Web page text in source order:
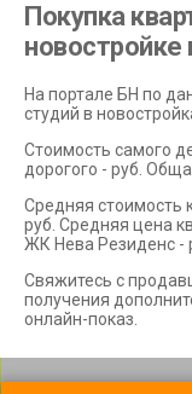
Покупка
На портале БН по
студий в
Стоимость самого
дорогого - руб.
Средняя стоимость
руб. Средняя цена
ЖК Нева Резиденс -
Свяжитесь с
получения
онлайн-показ.